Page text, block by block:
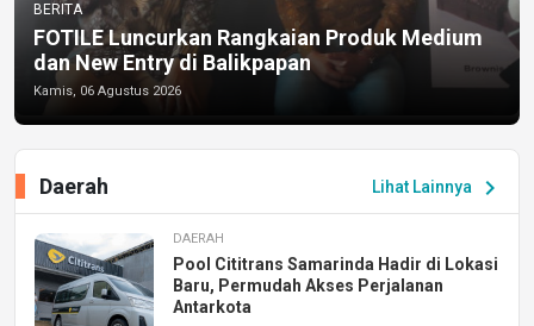
BERITA
FOTILE Luncurkan Rangkaian Produk Medium
dan New Entry di Balikpapan
Kamis, 06 Agustus 2026
Lihat Lainnya chevron_right
Daerah
DAERAH
Pool Cititrans Samarinda Hadir di Lokasi
Baru, Permudah Akses Perjalanan
Antarkota